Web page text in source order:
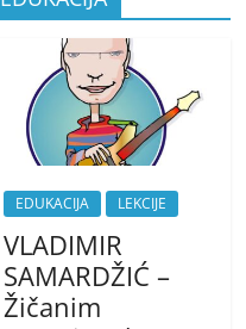
EDUKACIJA LEKCIJE
VLADIMIR
SAMARDŽIĆ –
Žičanim